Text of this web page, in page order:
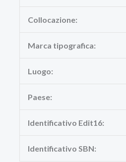
Collocazione:
Marca tipografica:
Luogo:
Paese:
Identificativo Edit16:
Identificativo SBN: